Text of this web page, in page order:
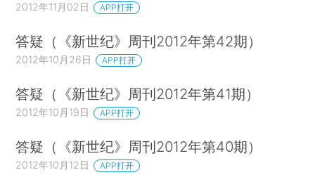
2012年11月02日 APP打开
答疑（《新世纪》周刊2012年第42期）
2012年10月26日 APP打开
答疑（《新世纪》周刊2012年第41期）
2012年10月19日 APP打开
答疑（《新世纪》周刊2012年第40期）
2012年10月12日 APP打开